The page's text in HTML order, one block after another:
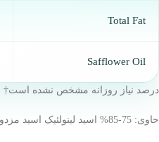
Total Fat
Safflower Oil
درصد نیاز روزانه مشخص نشده است†
حاوی: 75-85% اسید لینولئیک اسید مزدوج (CLA)